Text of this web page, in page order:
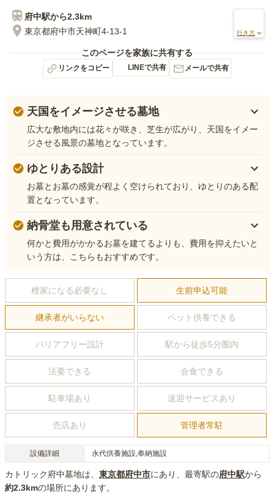
府中駅から2.3km
東京都府中市天神町4-13-1
行き方
このページを家族に共有する
リンクをコピー LINEで共有 メールで共有
天国をイメージさせる墓地
広大な敷地内には花々が咲き、芝生が広がり、天国をイメー
ジさせる風景の墓地となっています。
ゆとりある設計
お墓とお墓の感覚が程よく空けられており、ゆとりのある配
置となっています。
納骨堂も用意されている
何かと費用がかかるお墓を建てるよりも、費用を抑えたいと
いう方は、こちらもおすすめです。
檀家になる必要なし 生前申込可能
継承者がいらない ペット供養できる
バリアフリー設計 駅から徒歩5分圏内
法要できる 会食できる
駐車場あり 送迎サービスあり
売店あり 管理者常駐
設備詳細 永代供養施設,奉納施設
カトリック府中墓地は、 東京都府中市にあり 、最寄駅の府中駅から
約2.3kmの場所にあり ます。